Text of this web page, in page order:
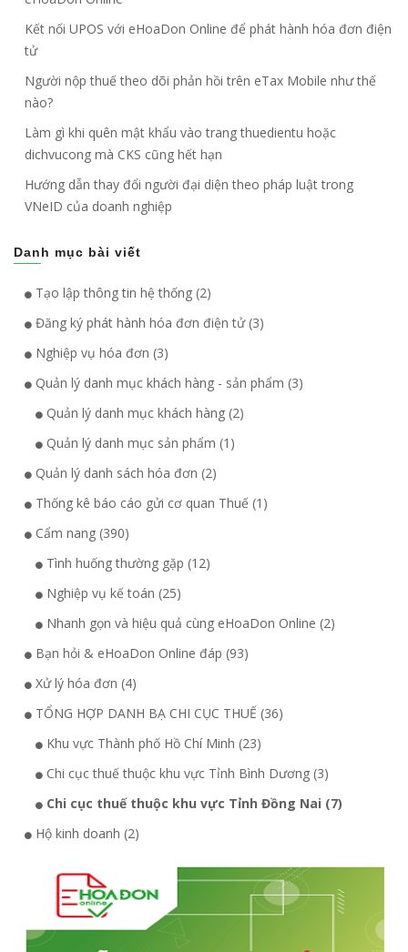
Kết nối UPOS với eHoaDon Online để phát hành hóa đơn điện
tử
Người nộp thuế theo dõi phản hồi trên eTax Mobile như thế
nào?
Làm gì khi quên mật khẩu vào trang thuedientu hoặc
dichvucong mà CKS cũng hết hạn
Hướng dẫn thay đổi người đại diện theo pháp luật trong
VNeID của doanh nghiệp
Danh mục bài viết
Tạo lập thông tin hệ thống (2)
Đăng ký phát hành hóa đơn điện tử (3)
Nghiệp vụ hóa đơn (3)
Quản lý danh mục khách hàng - sản phẩm (3)
Quản lý danh mục khách hàng (2)
Quản lý danh mục sản phẩm (1)
Quản lý danh sách hóa đơn (2)
Thống kê báo cáo gửi cơ quan Thuế (1)
Cẩm nang (390)
Tình huống thường gặp (12)
Nghiệp vụ kế toán (25)
Nhanh gọn và hiệu quả cùng eHoaDon Online (2)
Bạn hỏi & eHoaDon Online đáp (93)
Xử lý hóa đơn (4)
TỔNG HỢP DANH BẠ CHI CỤC THUẾ (36)
Khu vực Thành phố Hồ Chí Minh (23)
Chi cục thuế thuộc khu vực Tỉnh Bình Dương (3)
Chi cục thuế thuộc khu vực Tỉnh Đồng Nai (7)
Hộ kinh doanh (2)